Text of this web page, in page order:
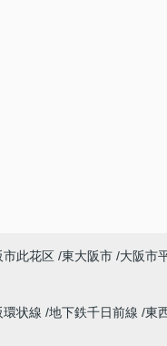
市此花区 東大阪市 大阪市
環状線 地下鉄千日前線 東